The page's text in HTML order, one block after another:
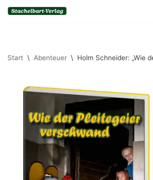
springen
Start \ Abenteuer \ Holm Schneider: „Wie